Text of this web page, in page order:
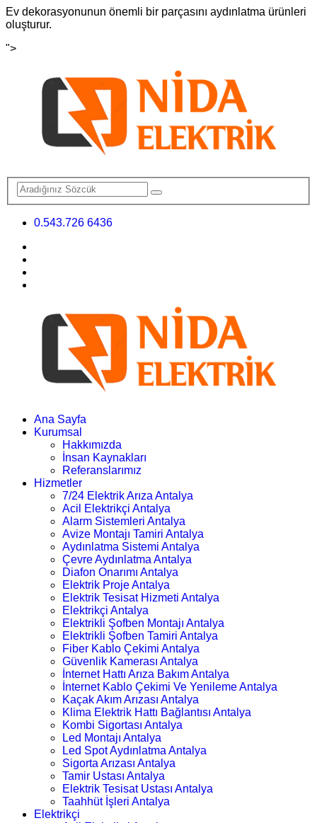
Ev dekorasyonunun önemli bir parçasını aydınlatma ürünleri
oluşturur.
">
0.543.726 6436
Ana Sayfa
Kurumsal
Hakkımızda
İnsan Kaynakları
Referanslarımız
Hizmetler
7/24 Elektrik Arıza Antalya
Acil Elektrikçi Antalya
Alarm Sistemleri Antalya
Avize Montajı Tamiri Antalya
Aydınlatma Sistemi Antalya
Çevre Aydınlatma Antalya
Diafon Onarımı Antalya
Elektrik Proje Antalya
Elektrik Tesisat Hizmeti Antalya
Elektrikçi Antalya
Elektrikli Şofben Montajı Antalya
Elektrikli Şofben Tamiri Antalya
Fiber Kablo Çekimi Antalya
Güvenlik Kamerası Antalya
İnternet Hattı Arıza Bakım Antalya
İnternet Kablo Çekimi Ve Yenileme Antalya
Kaçak Akım Arızası Antalya
Klima Elektrik Hattı Bağlantısı Antalya
Kombi Sigortası Antalya
Led Montajı Antalya
Led Spot Aydınlatma Antalya
Sigorta Arızası Antalya
Tamir Ustası Antalya
Elektrik Tesisat Ustası Antalya
Taahhüt İşleri Antalya
Elektrikçi